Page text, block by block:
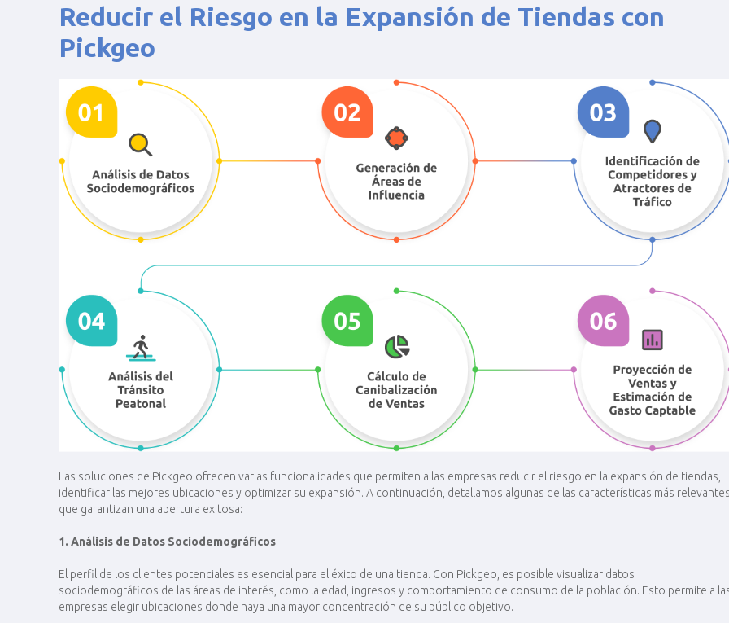
Reducir el Riesgo en la Expansión de Tiendas con
Pickgeo
Las soluciones de Pickgeo ofrecen varias funcionalidades que permiten a las empresas reducir el riesgo en la expansión de tiendas,
identificar las mejores ubicaciones y optimizar su expansión. A continuación, detallamos algunas de las características más relevantes
que garantizan una apertura exitosa:
1. Análisis de Datos Sociodemográficos
El perfil de los clientes potenciales es esencial para el éxito de una tienda. Con Pickgeo, es posible visualizar datos
sociodemográficos de las áreas de interés, como la edad, ingresos y comportamiento de consumo de la población. Esto permite a
empresas elegir ubicaciones donde haya una mayor concentración de su público objetivo​.